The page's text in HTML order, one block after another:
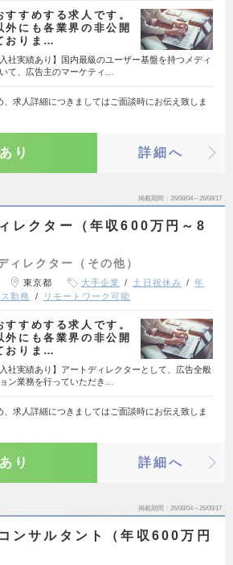
すめする求人です。
外にも各業界の非公開
おりま…
社実績あり】国内最級のユーザー基盤を持つメディ
て、広告主のマーケティ…
、求人詳細につきましてはご面談時にお伝え致しま
り 詳細へ
掲載期間 26/08/04～26/08/17
レクター（年収600万円～8
ィレクター（その他）
東京都 大手企業 土日祝休み
年
勤務 リモートワーク可能
すめする求人です。
外にも各業界の非公開
おりま…
社実績あり】アートディレクターとして、広告全般
ン業務を行っていただき…
、求人詳細につきましてはご面談時にお伝え致しま
り 詳細へ
掲載期間 26/08/04～26/08/17
ンサルタント（年収600万円